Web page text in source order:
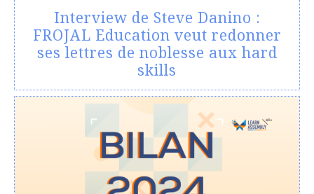
Interview de Steve Danino :
FROJAL Education veut redonner
ses lettres de noblesse aux hard
skills